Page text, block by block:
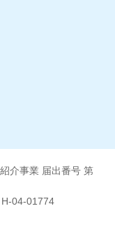
介事業 届出番号 第
04-01774